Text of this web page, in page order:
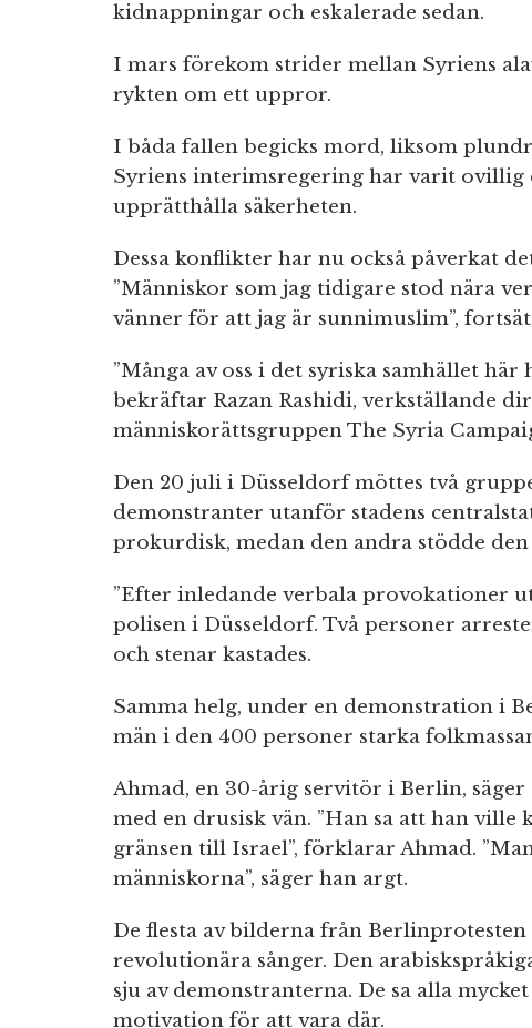
kidnappningar och eskalerade sedan.
I mars förekom strider mellan Syriens
rykten om ett uppror.
I båda fallen begicks mord, liksom
Syriens interimsregering har varit
upprätthålla säkerheten.
Dessa konflikter har nu också påverkat
”Människor som jag tidigare stod nära
vänner för att jag är sunnimuslim”,
”Många av oss i det syriska samhället här
bekräftar Razan Rashidi, verkställande
människorättsgruppen The Syria
Den 20 juli i Düsseldorf möttes två
demonstranter utanför stadens
prokurdisk, medan den andra stödde
”Efter inledande verbala provokationer
polisen i Düsseldorf. Två personer
och stenar kastades.
Samma helg, under en demonstration i
män i den 400 personer starka
Ahmad, en 30-årig servitör i Berlin,
med en drusisk vän. ”Han sa att han ville
gränsen till Israel”, förklarar Ahmad.
människorna”, säger han argt.
De flesta av bilderna från
revolutionära sånger. Den
sju av demonstranterna. De sa alla
motivation för att vara där.